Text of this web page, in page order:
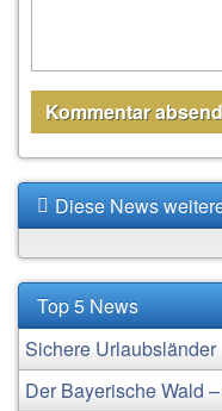
Diese News
Top 5 News
Sichere Urlaubsländer
Der Bayerische Wald